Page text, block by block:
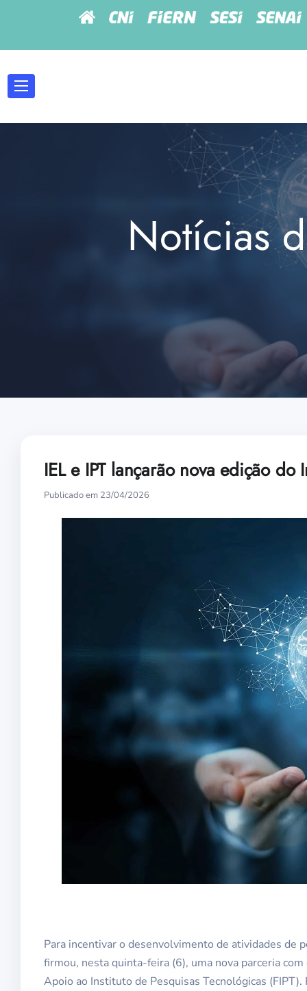
Notícias
IEL e IPT lançarão nova edição do
Publicado em 23/04/2026
Para incentivar o desenvolvimento de atividades de
firmou, nesta quinta-feira (6), uma nova parceria
Apoio ao Instituto de Pesquisas Tecnológicas